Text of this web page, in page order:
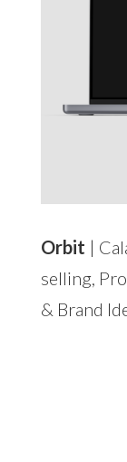
Orbit |
selling,
& Brand